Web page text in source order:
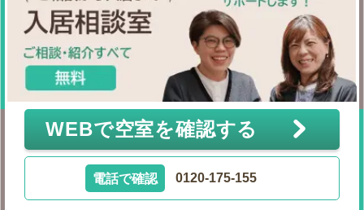
WEBで空室を確認する
電話で確認 0120-175-155